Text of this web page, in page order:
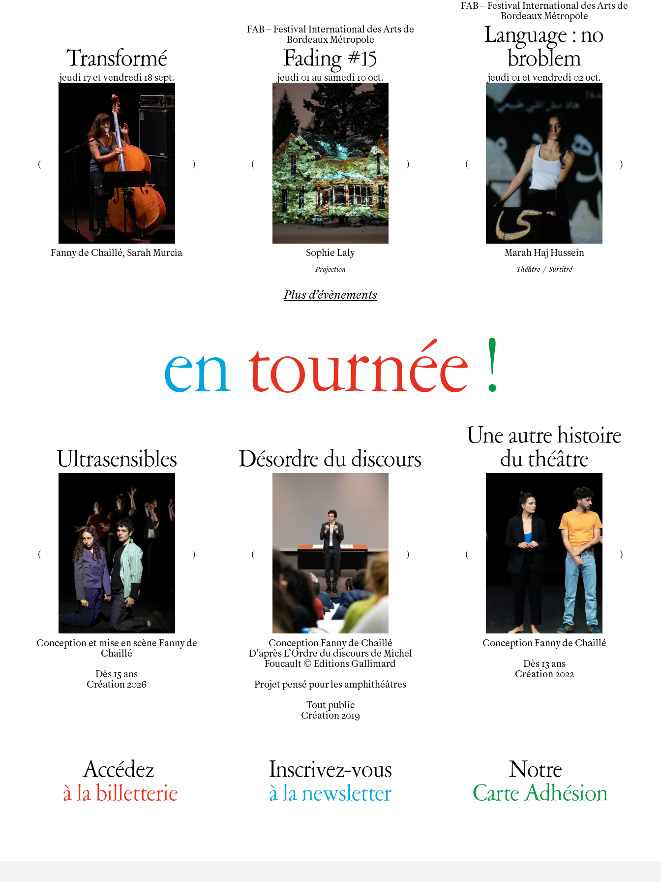
Transformé
du
jeudi
jeudi 17et au
vendredi
vendredi 18 septembre
sept.
Fanny de Chaillé, Sarah Murcia
FAB – Festival International des Arts de
Bordeaux Métropole
Fading #15
du
jeudi
jeudi 01 au au
samedi
samedi 10octobre
oct.
Sophie Laly
Projection
FAB – Festival International des Arts de
Bordeaux Métropole
Language : no
broblem
du
jeudi
jeudi 01etau
vendredi
vendredi 02octobre
oct.
Marah Haj Hussein
Théâtre / Surtitré
Plus d’évènements
en tournée !
Ultrasensibles
Conception et mise en scène Fanny de
Chaillé
Dès 15 ans
Création 2026
Désordre du discours
Conception Fanny de Chaillé
D’après L’Ordre du discours de Michel
Foucault © Editions Gallimard
Projet pensé pour les amphithéâtres
Tout public
Création 2019
Une autre histoire
du théâtre
Conception Fanny de Chaillé
Dès 13 ans
Création 2022
Accédez
à la billetterie
Inscrivez-vous
à la newsletter
Notre
Carte Adhésion